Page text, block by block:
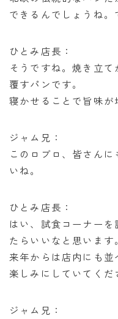
できるんでしょうね。
ひとみ店長：
そうですね。焼き立
覆すパンです。
寝かせることで旨味が
ジャム兄：
このロブロ、皆さん
いね。
ひとみ店長：
はい、試食コーナー
たらいいなと思います。
来年からは店内にも並
楽しみにしていてくだ
ジャム兄：